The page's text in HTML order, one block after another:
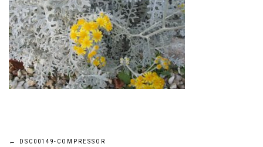
← DSC00149-COMPRESSOR